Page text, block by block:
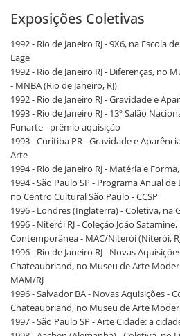
Exposições Coletivas
1992 - Rio de Janeiro RJ - 9X6, na Escola
Lage
1992 - Rio de Janeiro RJ - Diferenças, no
- MNBA (Rio de Janeiro, RJ)
1992 - Rio de Janeiro RJ - Gravidade e
1993 - Rio de Janeiro RJ - 13º Salão
Funarte - prêmio aquisição
1993 - Curitiba PR - Gravidade e
Arte
1994 - Rio de Janeiro RJ - Matéria e
1994 - São Paulo SP - Programa Anual
no Centro Cultural São Paulo - CCSP
1996 - Londres (Inglaterra) - Coletiva, na
1996 - Niterói RJ - Coleção João
Contemporânea - MAC/Niterói (Niterói,
1996 - Rio de Janeiro RJ - Novas
Chateaubriand, no Museu de Arte
MAM/RJ
1996 - Salvador BA - Novas Aquisições -
Chateaubriand, no Museu de Arte
1997 - São Paulo SP - Arte Cidade: a